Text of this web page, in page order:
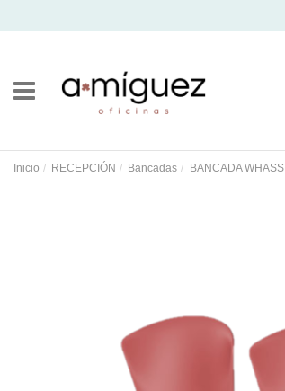
Inicio RECEPCIÓN Bancadas BANCADA